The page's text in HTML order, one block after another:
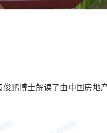
博士解读了由中国房地